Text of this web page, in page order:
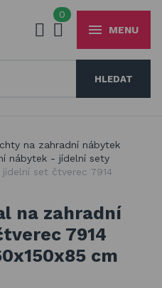
Registrovat
Zapomenuté heslo
0
MENU
na zahradní nábytek
HLEDAT
zábavu
na zahradní nábytek
nábytek - jídelní sety
set čtverec 7914
na zahradní
7914
cm